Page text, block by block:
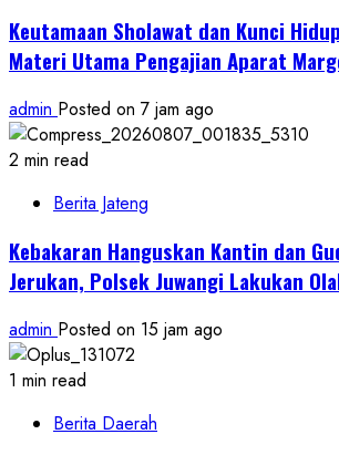
Keutamaan Sholawat dan Kunci
Materi Utama Pengajian Aparat
admin Posted on 7 jam ago
2 min read
Berita Jateng
Kebakaran Hanguskan Kantin dan
Jerukan, Polsek Juwangi Lakukan
admin Posted on 15 jam ago
1 min read
Berita Daerah